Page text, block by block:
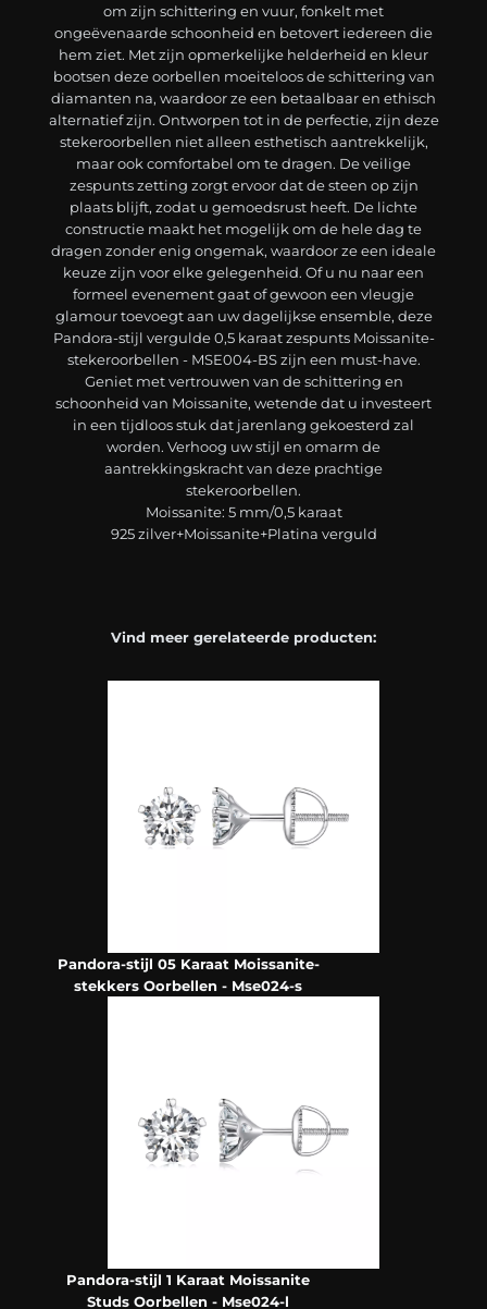
om zijn schittering en vuur, fonkelt met
ongeëvenaarde schoonheid en betovert iedereen die
hem ziet. Met zijn opmerkelijke helderheid en kleur
bootsen deze oorbellen moeiteloos de schittering van
diamanten na, waardoor ze een betaalbaar en ethisch
alternatief zijn. Ontworpen tot in de perfectie, zijn deze
stekeroorbellen niet alleen esthetisch aantrekkelijk,
maar ook comfortabel om te dragen. De veilige
zespunts zetting zorgt ervoor dat de steen op zijn
plaats blijft, zodat u gemoedsrust heeft. De lichte
constructie maakt het mogelijk om de hele dag te
dragen zonder enig ongemak, waardoor ze een ideale
keuze zijn voor elke gelegenheid. Of u nu naar een
formeel evenement gaat of gewoon een vleugje
glamour toevoegt aan uw dagelijkse ensemble, deze
Pandora-stijl vergulde 0,5 karaat zespunts Moissanite-
stekeroorbellen - MSE004-BS zijn een must-have.
Geniet met vertrouwen van de schittering en
schoonheid van Moissanite, wetende dat u investeert
in een tijdloos stuk dat jarenlang gekoesterd zal
worden. Verhoog uw stijl en omarm de
aantrekkingskracht van deze prachtige
stekeroorbellen.
Moissanite: 5 mm/0,5 karaat
925 zilver+Moissanite+Platina verguld
Vind meer gerelateerde producten:
Pandora-stijl 05 Karaat Moissanite-
stekkers Oorbellen - Mse024-s
Pandora-stijl 1 Karaat Moissanite
Studs Oorbellen - Mse024-l